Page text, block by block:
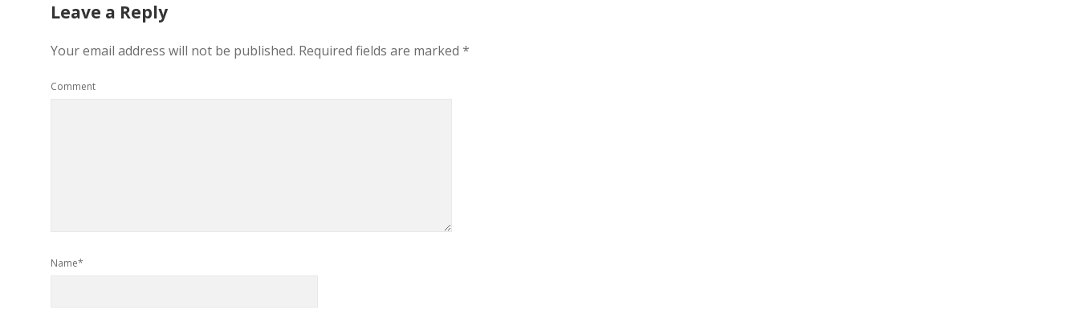
Leave a Reply
Your email address will not be published. Required fields are marked *
Comment
Name*